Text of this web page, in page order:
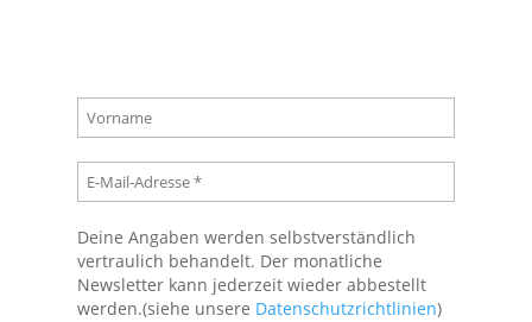
Deine Angaben werden selbstverständlich
vertraulich behandelt. Der monatliche
Newsletter kann jederzeit wieder abbestellt
werden.(siehe unsere Datenschutzrichtlinien)